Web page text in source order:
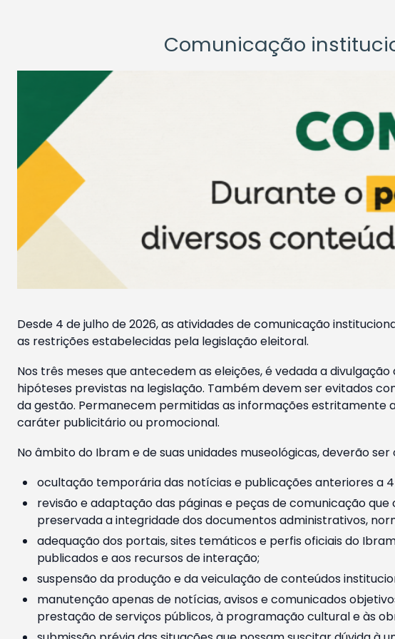
Comunicação
Desde 4 de julho de 2026, as atividades de comunicação
as restrições estabelecidas pela legislação eleitoral.
Nos três meses que antecedem as eleições, é vedada a
hipóteses previstas na legislação. Também devem ser evitados
da gestão. Permanecem permitidas as informações estritamente
caráter publicitário ou promocional.
No âmbito do Ibram e de suas unidades museológicas, deverão
ocultação temporária das notícias e publicações anteriores a
revisão e adaptação das páginas e peças de comunicação
preservada a integridade dos documentos administrativos,
adequação dos portais, sites temáticos e perfis oficiais do
publicados e aos recursos de interação;
suspensão da produção e da veiculação de conteúdos
manutenção apenas de notícias, avisos e comunicados
prestação de serviços públicos, à programação cultural e às